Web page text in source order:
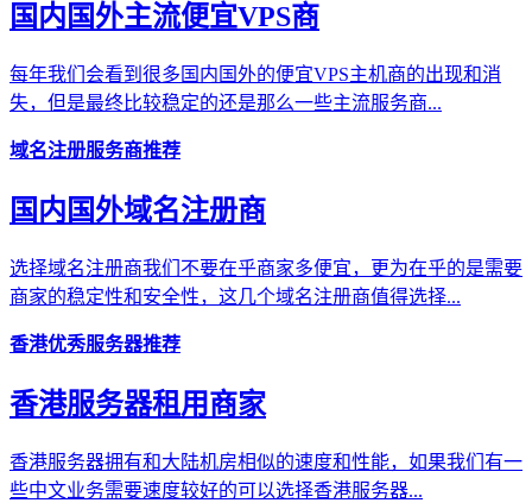
国内国外主流便宜VPS商
每年我们会看到很多国内国外的便宜VPS主机商的出现和消
失，但是最终比较稳定的还是那么一些主流服务商...
域名注册服务商推荐
国内国外域名注册商
选择域名注册商我们不要在乎商家多便宜，更为在乎的是需要
商家的稳定性和安全性，这几个域名注册商值得选择...
香港优秀服务器推荐
香港服务器租用商家
香港服务器拥有和大陆机房相似的速度和性能，如果我们有一
些中文业务需要速度较好的可以选择香港服务器...